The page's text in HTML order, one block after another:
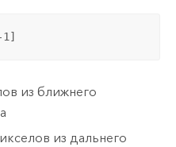
из ближнего
из дальнего